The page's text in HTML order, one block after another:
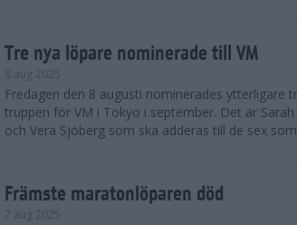
Tre nya löpare nominerade till VM
8 aug 2025
Fredagen den 8 augusti nominerades ytterligare
truppen för VM i Tokyo i september. Det är Sarah
och Vera Sjöberg som ska adderas till de sex
Främste maratonlöparen död
7 aug 2025